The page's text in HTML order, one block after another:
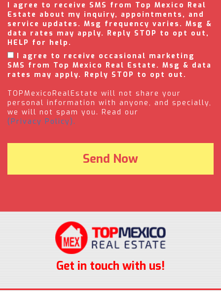
I agree to receive SMS from Top Mexico Real
Estate about my inquiry, appointments, and
service updates. Msg frequency varies. Msg &
data rates may apply. Reply STOP to opt out,
HELP for help.
I agree to receive occasional marketing
SMS from Top Mexico Real Estate. Msg & data
rates may apply. Reply STOP to opt out.
TOPMexicoRealEstate will not share your
personal information with anyone, and specially,
we will not spam you. Read our
(Privacy Policy).
Get in touch with us!